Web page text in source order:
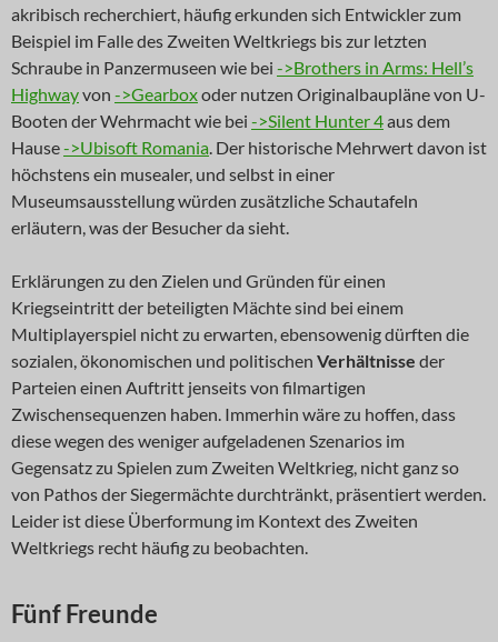
akribisch recherchiert, häufig erkunden sich Entwickler zum
Beispiel im Falle des Zweiten Weltkriegs bis zur letzten
Schraube in Panzermuseen wie bei ->Brothers in Arms: Hell’s
Highwayvon ->Gearboxoder nutzen Originalbaupläne von U-
Booten der Wehrmacht wie bei ->Silent Hunter 4aus dem
Hause->Ubisoft Romania. Der historische Mehrwert davon ist
höchstens ein musealer, und selbst in einer
Museumsausstellung würden zusätzliche Schautafeln
erläutern, was der Besucher da sieht.
Erklärungen zu den Zielen und Gründen für einen
Kriegseintritt der beteiligten Mächte sind bei einem
Multiplayerspiel nicht zu erwarten, ebensowenig dürften die
sozialen, ökonomischen und politischen Verhältnisse der
Parteien einen Auftritt jenseits von filmartigen
Zwischensequenzen haben. Immerhin wäre zu hoffen, dass
diese wegen des weniger aufgeladenen Szenarios im
Gegensatz zu Spielen zum Zweiten Weltkrieg, nicht ganz so
von Pathos der Siegermächte durchtränkt, präsentiert werden.
Leider ist diese Überformung im Kontext des Zweiten
Weltkriegs recht häufig zu beobachten.
Fünf Freunde